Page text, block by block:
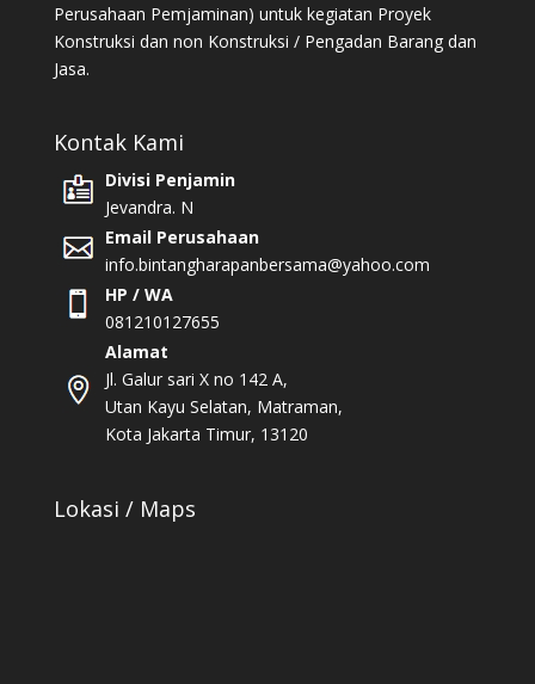
Perusahaan Pemjaminan) untuk kegiatan Proyek
Konstruksi dan non Konstruksi / Pengadan Barang dan
Jasa.
Kontak Kami
Divisi Penjamin
Jevandra. N
Email Perusahaan
info.bintangharapanbersama@yahoo.com
HP / WA
081210127655
Alamat
Jl. Galur sari X no 142 A,
Utan Kayu Selatan, Matraman,
Kota Jakarta Timur, 13120
Lokasi / Maps